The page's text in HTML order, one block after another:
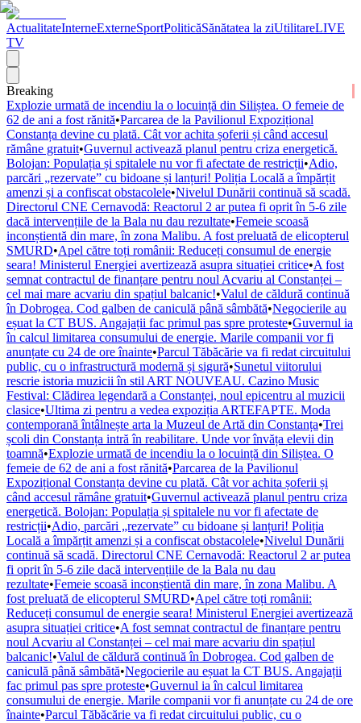
ActualitateInterneExterneSportPoliticăSănătatea la ziUtilitareLIVE
TV
Breaking
Explozie urmată de incendiu la o locuință din Siliștea. O femeie de
62 de ani a fost rănită•Parcarea de la Pavilionul Expozițional
Constanța devine cu plată. Cât vor achita șoferii și când accesul
rămâne gratuit•Guvernul activează planul pentru criza energetică.
Bolojan: Populația și spitalele nu vor fi afectate de restricții•Adio,
parcări „rezervate” cu bidoane și lanțuri! Poliția Locală a împărțit
amenzi și a confiscat obstacolele•Nivelul Dunării continuă să scadă.
Directorul CNE Cernavodă: Reactorul 2 ar putea fi oprit în 5-6 zile
dacă intervențiile de la Bala nu dau rezultate•Femeie scoasă
inconștientă din mare, în zona Malibu. A fost preluată de elicopterul
SMURD•Apel către toți românii: Reduceți consumul de energie
seara! Ministerul Energiei avertizează asupra situației critice•A fost
semnat contractul de finanțare pentru noul Acvariu al Constanței –
cel mai mare acvariu din spațiul balcanic!•Valul de căldură continuă
în Dobrogea. Cod galben de caniculă până sâmbătă•Negocierile au
eșuat la CT BUS. Angajații fac primul pas spre proteste•Guvernul ia
în calcul limitarea consumului de energie. Marile companii vor fi
anunțate cu 24 de ore înainte•Parcul Tăbăcărie va fi redat circuitului
public, cu o infrastructură modernă și sigură•Sunetul viitorului
rescrie istoria muzicii în stil ART NOUVEAU. Cazino Music
Festival: Clădirea legendară a Constanței, noul epicentru al muzicii
clasice•Ultima zi pentru a vedea expoziția ARTEFAPTE. Moda
contemporană întâlnește arta la Muzeul de Artă din Constanța•Trei
școli din Constanța intră în reabilitare. Unde vor învăța elevii din
toamnă•Explozie urmată de incendiu la o locuință din Siliștea. O
femeie de 62 de ani a fost rănită•Parcarea de la Pavilionul
Expozițional Constanța devine cu plată. Cât vor achita șoferii și
când accesul rămâne gratuit•Guvernul activează planul pentru criza
energetică. Bolojan: Populația și spitalele nu vor fi afectate de
restricții•Adio, parcări „rezervate” cu bidoane și lanțuri! Poliția
Locală a împărțit amenzi și a confiscat obstacolele•Nivelul Dunării
continuă să scadă. Directorul CNE Cernavodă: Reactorul 2 ar putea
fi oprit în 5-6 zile dacă intervențiile de la Bala nu dau
rezultate•Femeie scoasă inconștientă din mare, în zona Malibu. A
fost preluată de elicopterul SMURD•Apel către toți românii:
Reduceți consumul de energie seara! Ministerul Energiei avertizează
asupra situației critice•A fost semnat contractul de finanțare pentru
noul Acvariu al Constanței – cel mai mare acvariu din spațiul
balcanic!•Valul de căldură continuă în Dobrogea. Cod galben de
caniculă până sâmbătă•Negocierile au eșuat la CT BUS. Angajații
fac primul pas spre proteste•Guvernul ia în calcul limitarea
consumului de energie. Marile companii vor fi anunțate cu 24 de ore
înainte•Parcul Tăbăcărie va fi redat circuitului public, cu o